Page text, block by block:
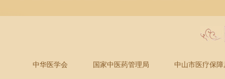
中华医学会 国家中医药管理局 中山市医疗保障